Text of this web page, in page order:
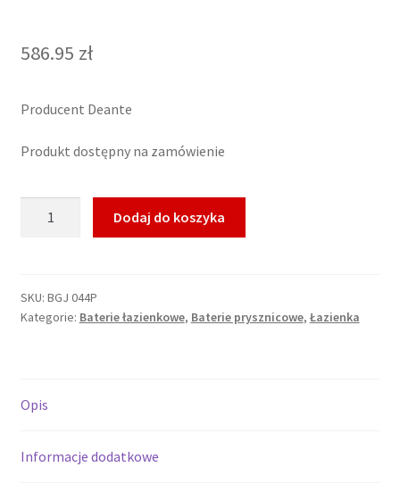
586.95 zł
Producent Deante
Produkt dostępny na zamówienie
podtynkowa
z
BGJ
Dodaj do koszyka
SKU: BGJ 044P
Kategorie: Baterie łazienkowe, Baterie prysznicowe, Łazienka
Opis
Informacje dodatkowe